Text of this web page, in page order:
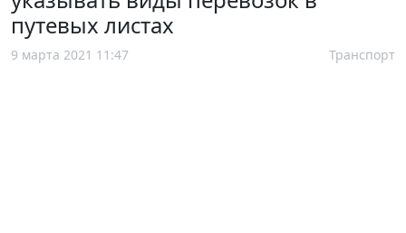
путевых листах
9 марта 2021 11:47 Транспорт